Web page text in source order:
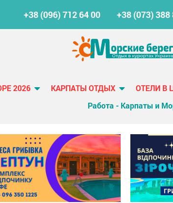
+38 (096) 712 64 00 +38 (073) 388
2026 КАРПАТЫ ОТДЫХ ОТЕЛИ В
Работа - Карпаты и